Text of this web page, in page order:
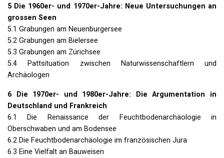
5 Die 1960er- und 1970er-Jahre: Neue Untersuchungen an
grossen Seen
5.1 Grabungen am Neuenburgersee
5.2 Grabungen am Bielersee
5.3 Grabungen am Zürichsee
5.4 Pattsituation zwischen Naturwissenschaftlern und
Archäologen
6 Die 1970er- und 1980er-Jahre: Die Argumentation in
Deutschland und Frankreich
6.1 Die Renaissance der Feuchtbodenarchäologie in
Oberschwaben und am Bodensee
6.2 Die Feuchtbodenarchäologie im französischen Jura
6.3 Eine Vielfalt an Bauweisen